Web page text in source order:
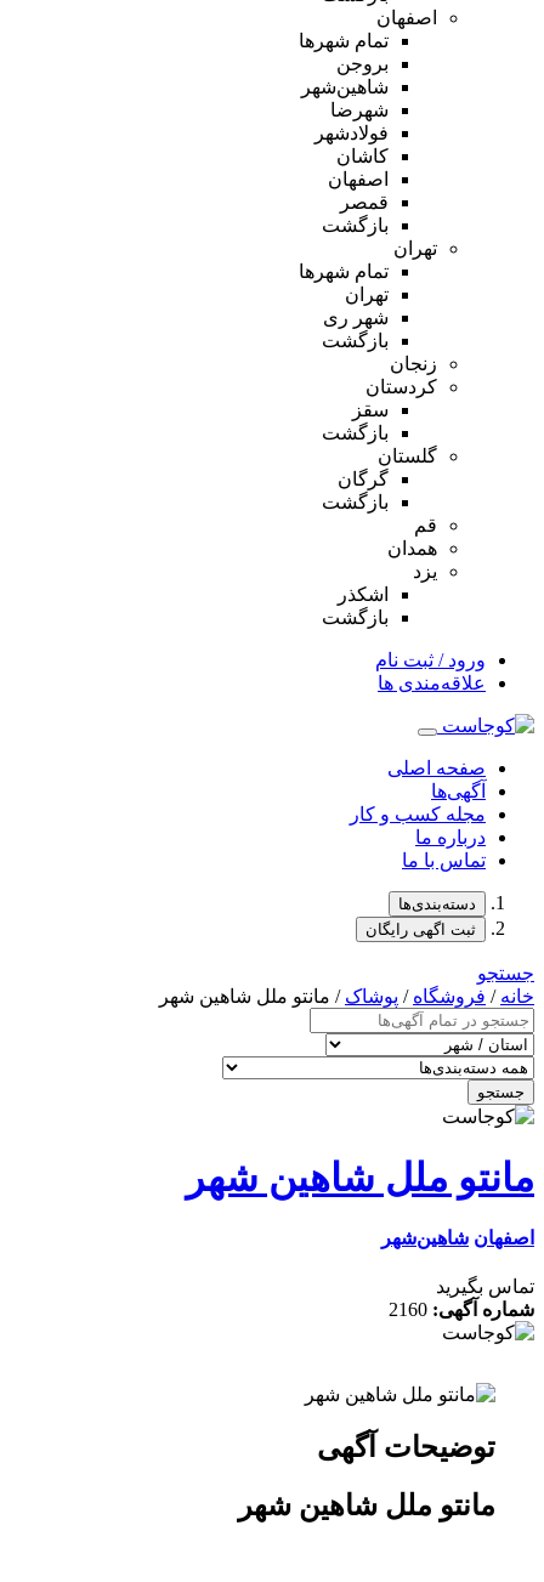
اصفهان
تمام شهر‌ها
بروجن
شاهین‌شهر
شهرضا
فولادشهر
کاشان
اصفهان
قمصر
بازگشت
تهران
تمام شهر‌ها
تهران
شهر ری
بازگشت
زنجان
کردستان
سقز
بازگشت
گلستان
گرگان
بازگشت
قم
همدان
یزد
اشکذر
بازگشت
ورود / ثبت نام
علاقه‌مندی ها
صفحه اصلی
آگهی‌ها
مجله کسب و کار
درباره ما
تماس با ما
دسته‌بندی‌ها
ثبت اگهی رایگان
جستجو
خانه / فروشگاه / پوشاک / مانتو ملل شاهین شهر
جستجو
مانتو ملل شاهین شهر
اصفهان شاهین‌شهر
تماس بگیرید
شماره آگهی: 2160
توضیحات آگهی
مانتو ملل شاهین شهر